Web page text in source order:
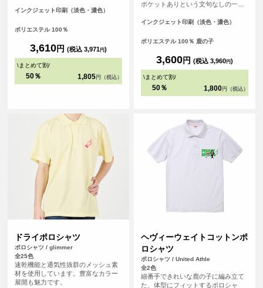
とした素材の快適な着心地に、何度
し。 さらには洗濯後のシワ等が少な
潔感のある襟元に胸ポケットも兼備
したビジネスシーンにも大活躍のポ
ロシャツです！
インクジェット印刷（淡色・濃色）
ポリエステル 100％
3,610円 (税込 3,971円)
\まとめて割/
50％ 1,805 円（税込）
ポケットありという文句なしの一
インクジェット印刷（淡色・濃色）
ポリエステル 100％ 鹿の子
3,600円 (税込 3,960円)
\まとめて割/
50％ 1,800 円（税込）
ドライポロシャツ
ポロシャツ / glimmer
全25色
速乾機能と通気性抜群のメッシュ素
材を使用しています。豊富なカラー
展開も魅力です。
ヘヴィーウェイトコットンポ
ロシャツ
ポロシャツ / United Athle
全2色
細番手できれいな鹿の子に編み立て
た、体型にフィットするポロシャ